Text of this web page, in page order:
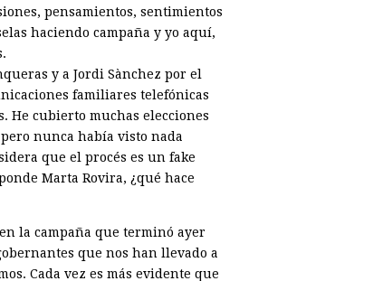
pensamientos, sentimientos
haciendo campaña y yo aquí,
y a Jordi Sànchez por el
familiares telefónicas
He cubierto muchas elecciones
nunca había visto nada
que el ­procés es un fake
Marta Rovira, ¿qué hace
la campaña que terminó ayer
que nos han llevado a
Cada vez es más evidente que